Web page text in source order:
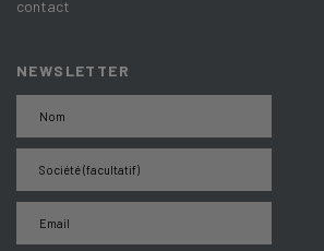
contact
NEWSLETTER